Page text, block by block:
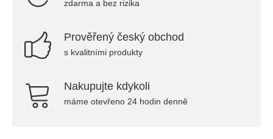
zdarma a bez rizika
Prověřený český obchod
s kvalitními produkty
Nakupujte kdykoli
máme otevřeno 24 hodin denně